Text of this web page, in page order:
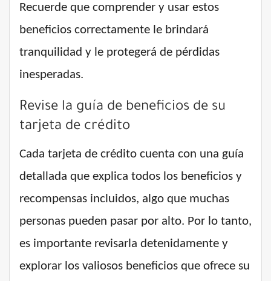
Recuerde que comprender y usar estos
beneficios correctamente le brindará
tranquilidad y le protegerá de pérdidas
inesperadas.
Revise la guía de beneficios de su
tarjeta de crédito
Cada tarjeta de crédito cuenta con una guía
detallada que explica todos los beneficios y
recompensas incluidos, algo que muchas
personas pueden pasar por alto. Por lo tanto,
es importante revisarla detenidamente y
explorar los valiosos beneficios que ofrece su